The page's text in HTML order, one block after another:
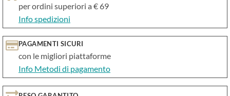
per ordini superiori a € 69
Info spedizioni
PAGAMENTI SICURI
con le migliori piattaforme
Info Metodi di pagamento